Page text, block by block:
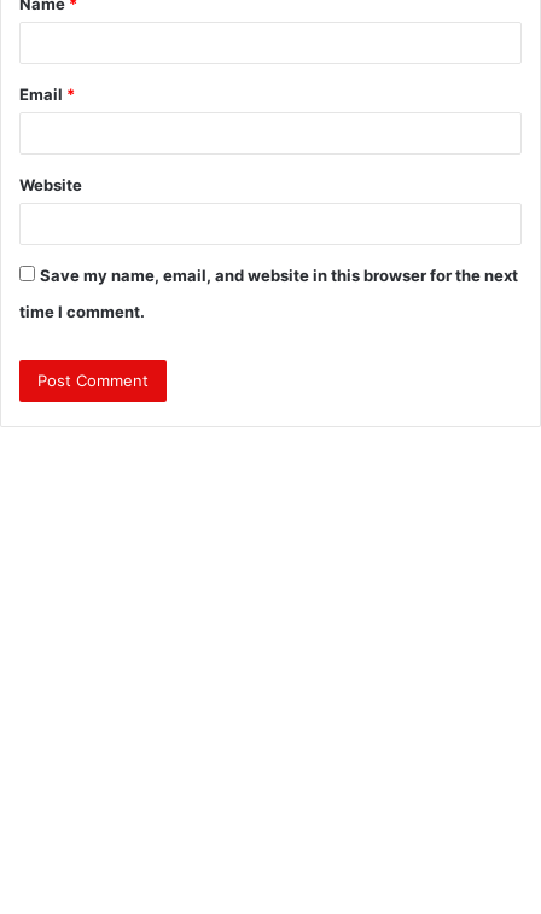
*
Email *
Website
Save my name, email, and website in this browser for the next
time I comment.